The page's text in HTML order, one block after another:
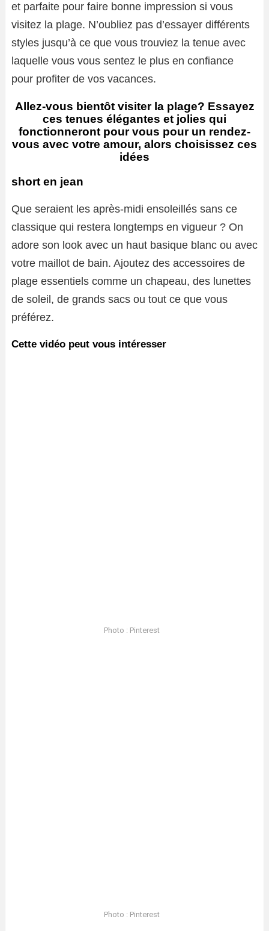
et parfaite pour faire bonne impression si vous
visitez la plage. N’oubliez pas d’essayer différents
styles jusqu’à ce que vous trouviez la tenue avec
laquelle vous vous sentez le plus en confiance
pour profiter de vos vacances.
Allez-vous bientôt visiter la plage? Essayez
ces tenues élégantes et jolies qui
fonctionneront pour vous pour un rendez-
vous avec votre amour, alors choisissez ces
idées
short en jean
Que seraient les après-midi ensoleillés sans ce
classique qui restera longtemps en vigueur ? On
adore son look avec un haut basique blanc ou avec
votre maillot de bain. Ajoutez des accessoires de
plage essentiels comme un chapeau, des lunettes
de soleil, de grands sacs ou tout ce que vous
préférez.
Cette vidéo peut vous intéresser
Photo : Pinterest
Photo : Pinterest